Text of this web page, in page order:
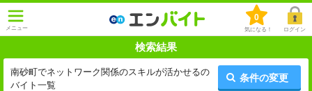
メニュー
0
気になる！ ログイン
検索結果
南砂町でネットワーク関係のスキルが活かせるの
バイト一覧
条件の変更